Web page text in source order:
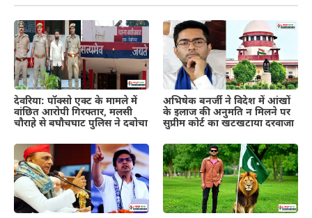
देवरिया: पॉक्सो एक्ट के मामले में
वांछित आरोपी गिरफ्तार, मलसी
चौराहे से बघौचघाट पुलिस ने दबोचा
अभिषेक बनर्जी ने विदेश में आंखों
के इलाज की अनुमति न मिलने पर
सुप्रीम कोर्ट का खटखटाया दरवाजा